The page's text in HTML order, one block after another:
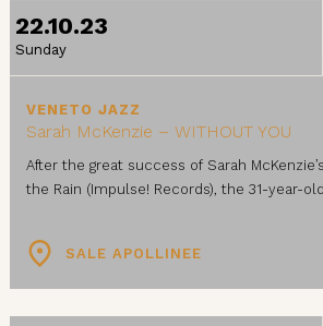
22.10.23
Sunday
VENETO JAZZ
Sarah McKenzie – WITHOUT YOU
After the great success of Sarah
the Rain (Impulse! Records), the 31-year-
SALE APOLLINEE